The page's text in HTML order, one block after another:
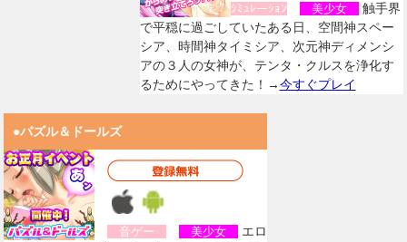
ｼﾐｭﾚーｼｮﾝ 美少女
触手界
で平穏に過ごしていたある日、空間神スペー
シア、時間神タイミシア、次元神ディメンシ
アの３人の女神が、テンタ・クルスを浄化す
るためにやってきた！→今すぐプレイ
●パズル＆ドールズ
音ゲー 美少女
エロ